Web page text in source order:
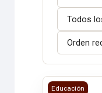
AIED:
Educación